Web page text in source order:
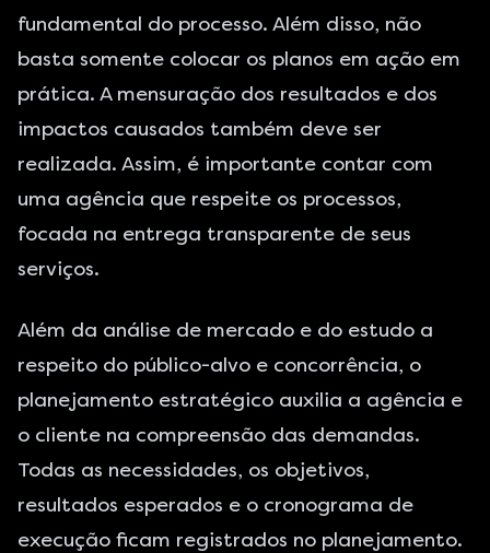
fundamental do processo. Além disso, não
basta somente colocar os planos em ação em
prática. A mensuração dos resultados e dos
impactos causados também deve ser
realizada. Assim, é importante contar com
uma agência que respeite os processos,
focada na entrega transparente de seus
serviços.
Além da análise de mercado e do estudo a
respeito do público-alvo e concorrência, o
planejamento estratégico auxilia a agência e
o cliente na compreensão das demandas.
Todas as necessidades, os objetivos,
resultados esperados e o cronograma de
execução ficam registrados no planejamento.